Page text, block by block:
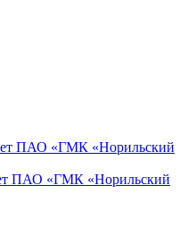
ПАО «ГМК «Норильский
ПАО «ГМК «Норильский